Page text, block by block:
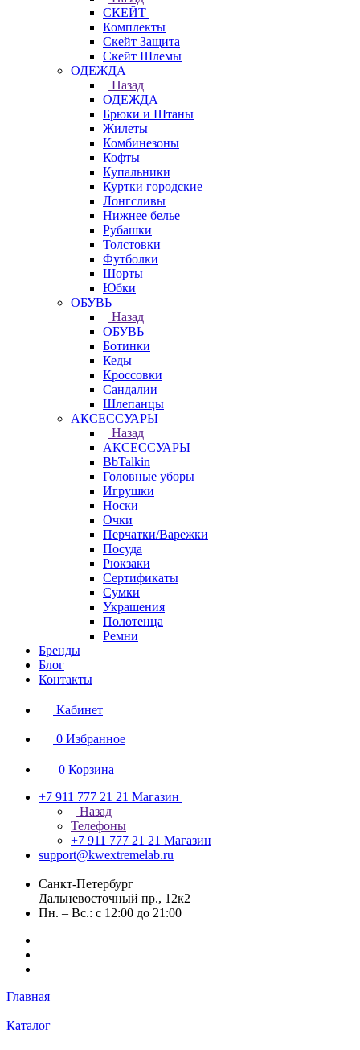
СКЕЙТ
Комплекты
Скейт Защита
Скейт Шлемы
ОДЕЖДА
Назад
ОДЕЖДА
Брюки и Штаны
Жилеты
Комбинезоны
Кофты
Купальники
Куртки городские
Лонгсливы
Нижнее белье
Рубашки
Толстовки
Футболки
Шорты
Юбки
ОБУВЬ
Назад
ОБУВЬ
Ботинки
Кеды
Кроссовки
Сандалии
Шлепанцы
АКСЕССУАРЫ
Назад
АКСЕССУАРЫ
BbTalkin
Головные уборы
Игрушки
Носки
Очки
Перчатки/Варежки
Посуда
Рюкзаки
Сертификаты
Сумки
Украшения
Полотенца
Ремни
Бренды
Блог
Контакты
Кабинет
0 Избранное
0 Корзина
+7 911 777 21 21 Магазин
Назад
Телефоны
+7 911 777 21 21 Магазин
support@kwextremelab.ru
Санкт-Петербург
Дальневосточный пр., 12к2
Пн. – Вс.: с 12:00 до 21:00
Главная
Каталог